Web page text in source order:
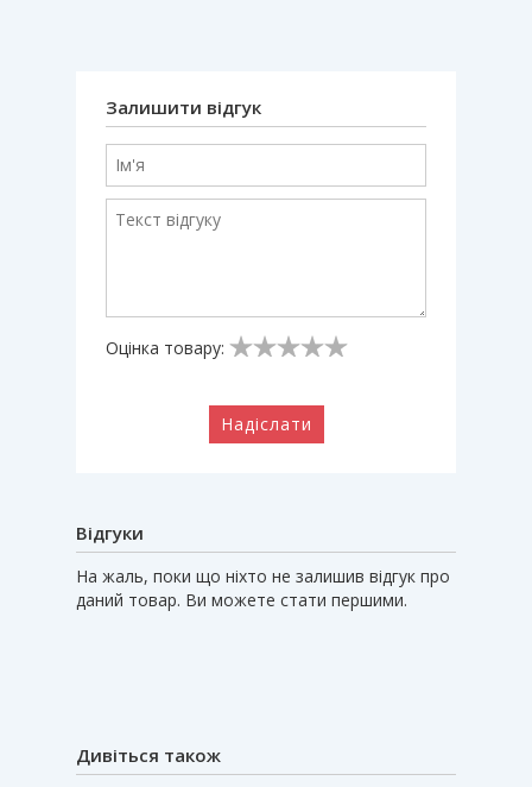
Залишити відгук
Оцінка товару:
Надіслати
Відгуки
На жаль, поки що ніхто не залишив відгук про
даний товар. Ви можете стати першими.
Дивіться також